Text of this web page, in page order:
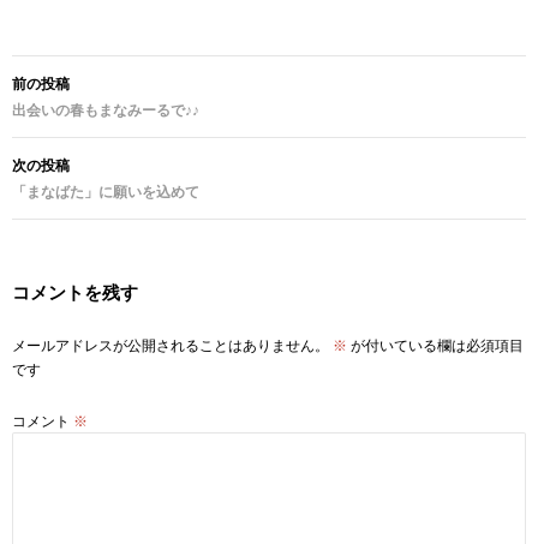
稿
ナ
ビ
ゲ
ー
ョ
ン
前の投稿
出会いの春もまなみーるで♪♪
次の投稿
「まなばた」に願いを込めて
コメントを残す
メールアドレスが公開されることはありません。 ※ が付いている欄は必須項目
です
コメント ※